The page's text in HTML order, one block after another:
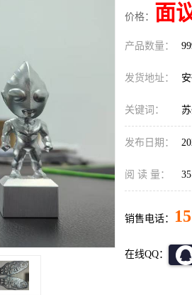
价格： 面
产品数量：
发货地址：
关键词：
发布日期：
阅 读 量： 35
销售电话：
在线QQ：